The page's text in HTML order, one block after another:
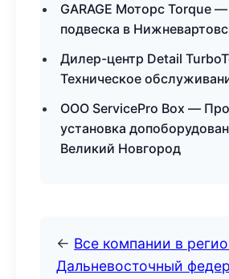
GARAGE Моторс Torque
подвеска в
Дилер-центр Detail
Техническое
ООО ServicePro Box —
установка
Великий Новгород
← Все компании в
Дальневосточный